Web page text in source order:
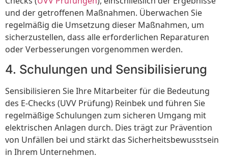
und der getroffenen Maßnahmen. Überwachen Sie
regelmäßig die Umsetzung dieser Maßnahmen, um
sicherzustellen, dass alle erforderlichen Reparaturen
oder Verbesserungen vorgenommen werden.
4. Schulungen und Sensibilisierung
Sensibilisieren Sie Ihre Mitarbeiter für die Bedeutung
des E-Checks (UVV Prüfung) Reinbek und führen Sie
regelmäßige Schulungen zum sicheren Umgang mit
elektrischen Anlagen durch. Dies trägt zur Prävention
von Unfällen bei und stärkt das Sicherheitsbewusstsein
in Ihrem Unternehmen.